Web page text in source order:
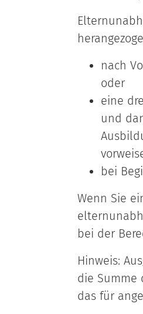
nach
oder
eine
und
bei
Wenn Sie
bei der
Hinweis:
die Summe
das für